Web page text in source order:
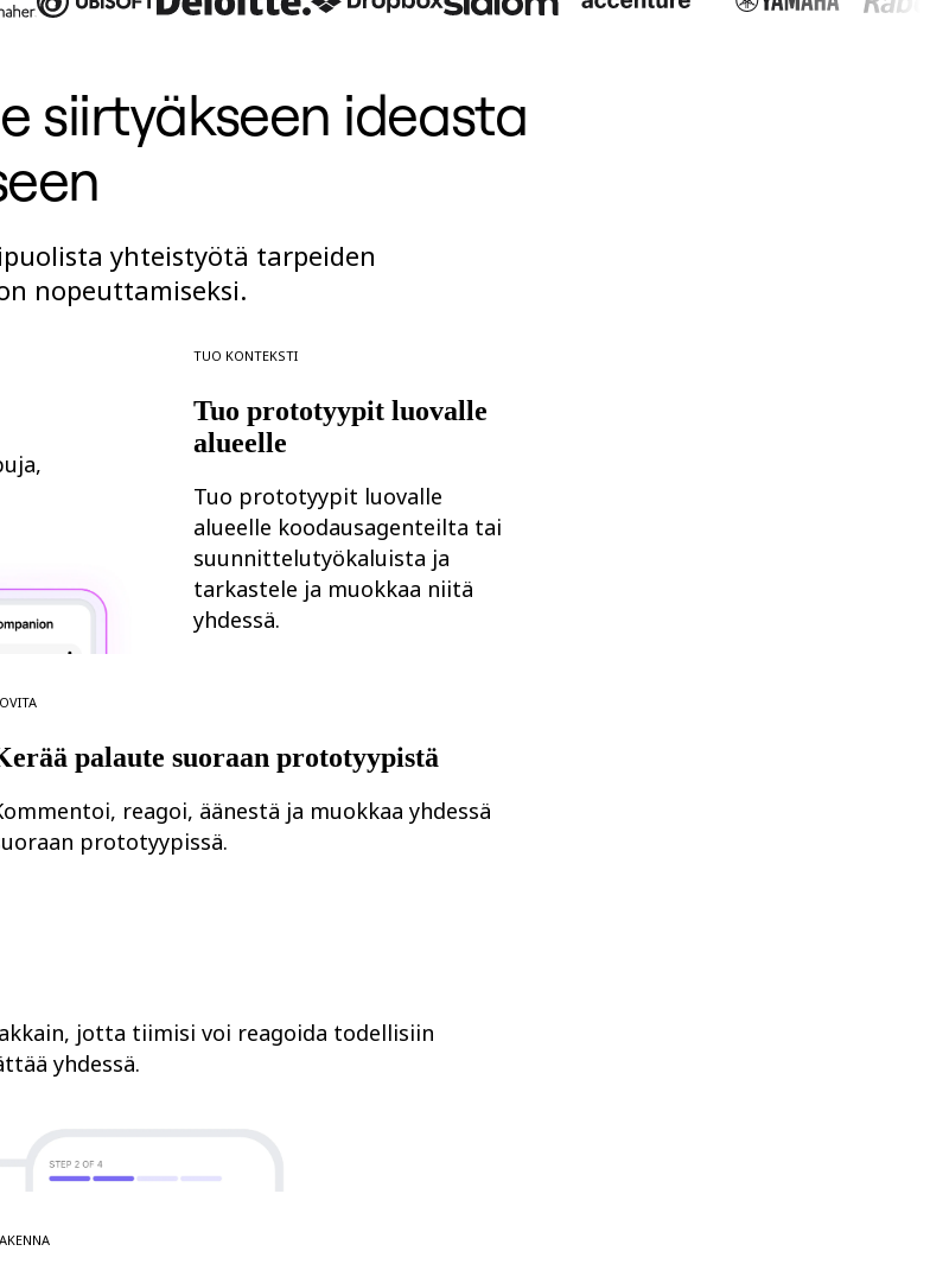
siirtyäkseen ideasta
yhteistyötä tarpeiden
nopeuttamiseksi.
Tuo konteksti
Tuo prototyypit luovalle
alueelle
Tuo prototyypit luovalle
alueelle koodausagenteilta tai
suunnittelutyökaluista ja
tarkastele ja muokkaa niitä
yhdessä.
palaute suoraan prototyypistä
reagoi, äänestä ja muokkaa yhdessä
prototyypissä.
jotta tiimisi voi reagoida todellisiin
yhdessä.